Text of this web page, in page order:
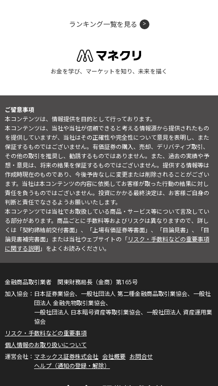
ランキング一覧を見る
お金を学び、マーケットを知り、未来を描く
ご留意事項
本コンテンツは、情報提供を目的として行っております。
本コンテンツは、当社や当社が信頼できると考える情報源から提供されたもの
を提供していますが、当社はその正確性や完全性について意見を表明し、また
保証するものではございません。有価証券の購入、売却、デリバティブ取引、
その他の取引を推奨し、勧誘するものではありません。また、過去の実績や予
想・意見は、将来の結果を保証するものではございません。提供する情報等は
作成時現在のものであり、今後予告なしに変更または削除されることがござい
ます。当社は本コンテンツの内容に依拠してお客様が取った行動の結果に対し
責任を負うものではございません。投資にかかる最終決定は、お客様ご自身の
判断と責任でなさるようお願いいたします。
本コンテンツでは当社でお取扱している商品・サービス等について言及してい
る部分があります。商品ごとに手数料等およびリスクは異なりますので、詳し
くは「契約締結前交付書面」、「上場有価証券等書面」、「目論見書」、「目
論見書補完書面」または当社ウェブサイトの「リスク・手数料などの重要事項
に関する説明」をよくお読みください。
金融商品取引業者 関東財務局長（金商）第165号
日本証券業協会、一般社団法人 第二種金融商品取引業協会、一般社
団法人 金融先物取引業協会、
一般社団法人 日本暗号資産等取引業協会、一般社団法人 資産運用業
協会
リスク・手数料などの重要事項
個人情報のお取り扱いについて
マネックス証券株式会社 会社概要 お問合せ
ヘルプ（通知の登録・解除）